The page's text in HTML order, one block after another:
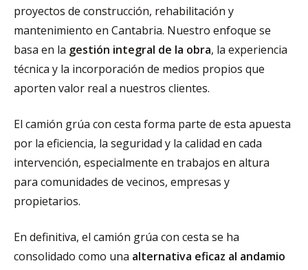
proyectos de construcción, rehabilitación y
mantenimiento en Cantabria. Nuestro enfoque se
basa en la gestión integral de la obra, la experiencia
técnica y la incorporación de medios propios que
aporten valor real a nuestros clientes.
El camión grúa con cesta forma parte de esta apuesta
por la eficiencia, la seguridad y la calidad en cada
intervención, especialmente en trabajos en altura
para comunidades de vecinos, empresas y
propietarios.
En definitiva, el camión grúa con cesta se ha
consolidado como una alternativa eficaz al andamio